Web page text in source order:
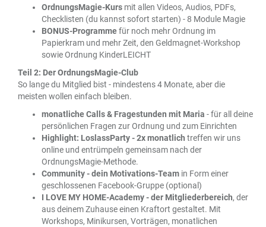
OrdnungsMagie-Kurs mit allen Videos, Audios, PDFs,
Checklisten (du kannst sofort starten) - 8 Module Magie
BONUS-Programmefür noch mehr Ordnung im
Papierkram und mehr Zeit, den Geldmagnet-Workshop
sowie Ordnung KinderLEICHT
Teil 2: Der OrdnungsMagie-Club
So lange du Mitglied bist - mindestens 4 Monate, aber die
meisten wollen einfach bleiben.
monatliche Calls & Fragestunden mit Maria - für all deine
persönlichen Fragen zur Ordnung und zum Einrichten
Highlight: LoslassParty - 2x monatlich treffen wir uns
online und entrümpeln gemeinsam nach der
OrdnungsMagie-Methode.
Community - dein Motivations-Team in Form einer
geschlossenen Facebook-Gruppe (optional)
I LOVE MY HOME-Academy - der Mitgliederbereich, der
aus deinem Zuhause einen Kraftort gestaltet. Mit
Workshops, Minikursen, Vorträgen, monatlichen